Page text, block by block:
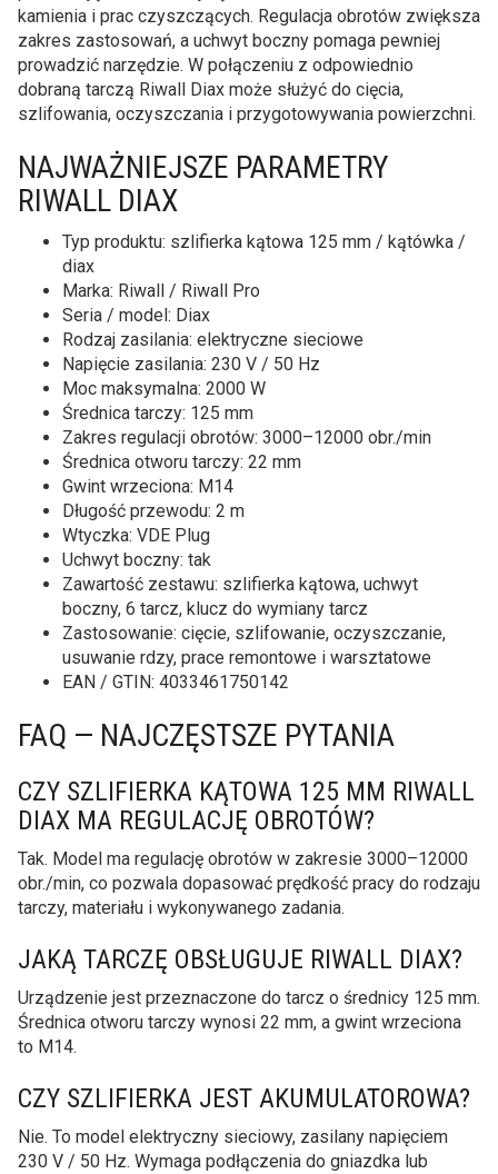
kamienia i prac czyszczących. Regulacja obrotów zwiększa
zakres zastosowań, a uchwyt boczny pomaga pewniej
prowadzić narzędzie. W połączeniu z odpowiednio
dobraną tarczą Riwall Diax może służyć do cięcia,
szlifowania, oczyszczania i przygotowywania powierzchni.
NAJWAŻNIEJSZE PARAMETRY
RIWALL DIAX
Typ produktu: szlifierka kątowa 125 mm / kątówka /
diax
Marka: Riwall / Riwall Pro
Seria / model: Diax
Rodzaj zasilania: elektryczne sieciowe
Napięcie zasilania: 230 V / 50 Hz
Moc maksymalna: 2000 W
Średnica tarczy: 125 mm
Zakres regulacji obrotów: 3000–12000 obr./min
Średnica otworu tarczy: 22 mm
Gwint wrzeciona: M14
Długość przewodu: 2 m
Wtyczka: VDE Plug
Uchwyt boczny: tak
Zawartość zestawu: szlifierka kątowa, uchwyt
boczny, 6 tarcz, klucz do wymiany tarcz
Zastosowanie: cięcie, szlifowanie, oczyszczanie,
usuwanie rdzy, prace remontowe i warsztatowe
EAN / GTIN: 4033461750142
FAQ — NAJCZĘSTSZE PYTANIA
CZY SZLIFIERKA KĄTOWA 125 MM RIWALL
DIAX MA REGULACJĘ OBROTÓW?
Tak. Model ma regulację obrotów w zakresie 3000–12000
obr./min, co pozwala dopasować prędkość pracy do rodzaju
tarczy, materiału i wykonywanego zadania.
JAKĄ TARCZĘ OBSŁUGUJE RIWALL DIAX?
Urządzenie jest przeznaczone do tarcz o średnicy 125 mm.
Średnica otworu tarczy wynosi 22 mm, a gwint wrzeciona
to M14.
CZY SZLIFIERKA JEST AKUMULATOROWA?
Nie. To model elektryczny sieciowy, zasilany napięciem
230 V / 50 Hz. Wymaga podłączenia do gniazdka lub